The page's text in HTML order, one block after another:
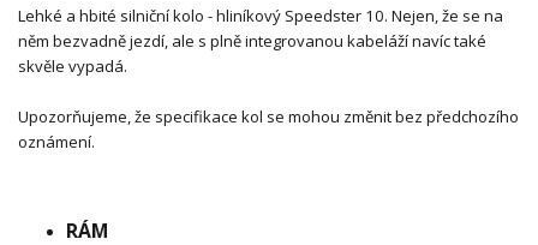
Lehké a hbité silniční kolo - hliníkový Speedster 10. Nejen, že se na
něm bezvadně jezdí, ale s plně integrovanou kabeláží navíc také
skvěle vypadá.
Upozorňujeme, že specifikace kol se mohou změnit bez předchozího
oznámení.
RÁM